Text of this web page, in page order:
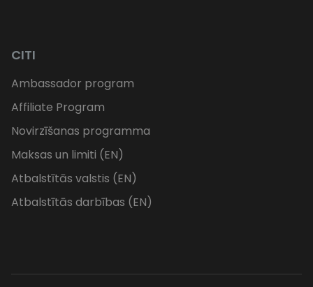
CITI
Ambassador program
Affiliate Program
Novirzīšanas programma
Maksas un limiti (EN)
Atbalstītās valstis (EN)
Atbalstītās darbības (EN)